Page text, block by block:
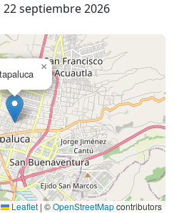
22 septiembre 2026
×
Leaflet | ©OpenStreetMapcontributors